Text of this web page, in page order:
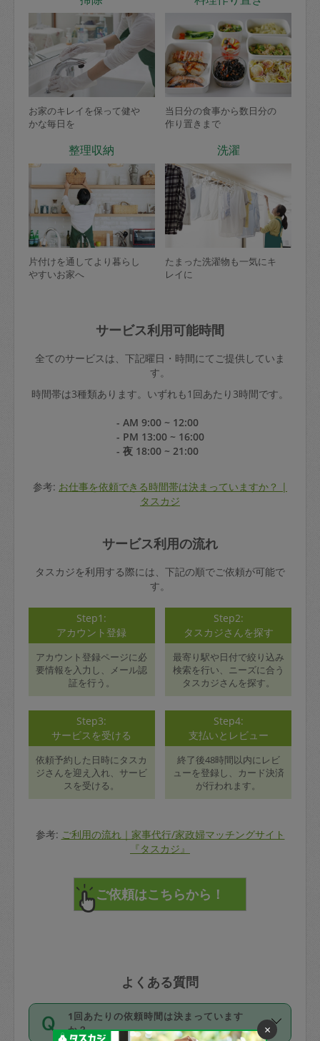
お家のキレイを保って健や
かな毎日を
当日分の食事から数日分の
作り置きまで
整理収納
片付けを通してより暮らし
やすいお家へ
洗濯
たまった洗濯物も一気にキ
レイに
サービス利用可能時間
全てのサービスは、下記曜日・時間にてご提供していま
す。
時間帯は3種類あります。いずれも1回あたり3時間です。
- AM 9:00 ~ 12:00
- PM 13:00 ~ 16:00
- 夜 18:00 ~ 21:00
参考: お仕事を依頼できる時間帯は決まっていますか？ |
タスカジ
サービス利用の流れ
タスカジを利用する際には、下記の順でご依頼が可能で
す。
Step1:
アカウント登録
アカウント登録ページに必
要情報を入力し、メール認
証を行う。
Step2:
タスカジさんを探す
最寄り駅や日付で絞り込み
検索を行い、ニーズに合う
タスカジさんを探す。
Step3:
サービスを受ける
依頼予約した日時にタスカ
ジさんを迎え入れ、サービ
スを受ける。
Step4:
支払いとレビュー
終了後48時間以内にレビ
ューを登録し、カード決済
が行われます。
参考: ご利用の流れ｜家事代行/家政婦マッチングサイト
『タスカジ』
よくある質問
1回あたりの依頼時間は決まっています
か？
×